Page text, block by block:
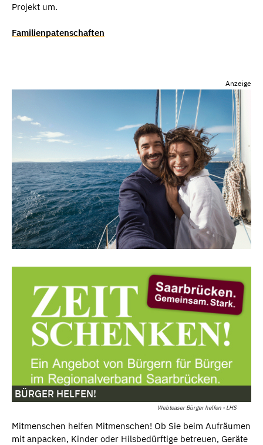
Projekt um.
Familienpatenschaften
Anzeige
Webteaser Bürger helfen - LHS
BÜRGER HELFEN!
Mitmenschen helfen Mitmenschen! Ob Sie beim Aufräumen
mit anpacken, Kinder oder Hilsbedürftige betreuen, Geräte